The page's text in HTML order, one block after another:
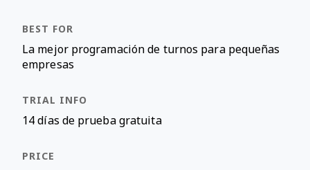
La mejor programación de turnos para pequeñas
empresas
14 días de prueba gratuita